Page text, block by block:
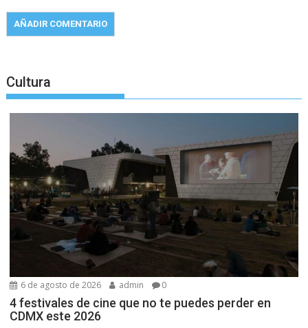
Cultura
6 de agosto de 2026 admin 0
4 festivales de cine que no te puedes perder en
CDMX este 2026